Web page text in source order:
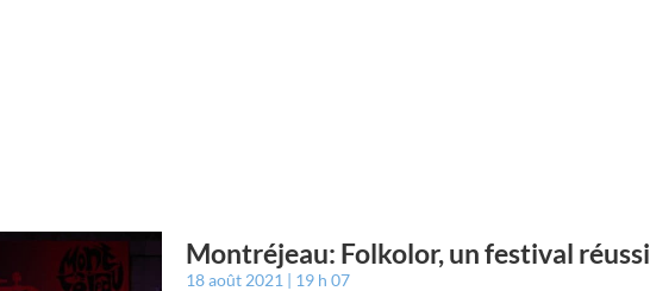
Montréjeau: Folkolor, un festival réussi
18 août 2021 19 h 07